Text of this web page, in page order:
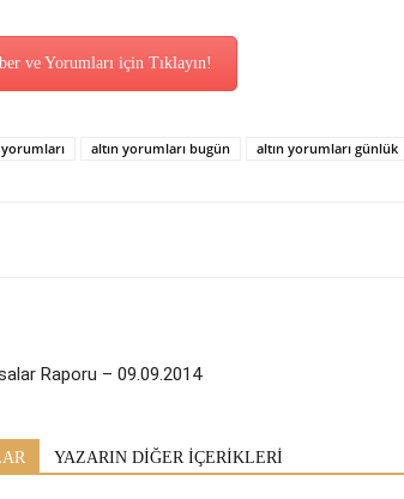
ve Yorumları için Tıklayın!
yorumları altın yorumları bugün altın yorumları günlük
Raporu – 09.09.2014
YAZARIN DİĞER İÇERİKLERİ